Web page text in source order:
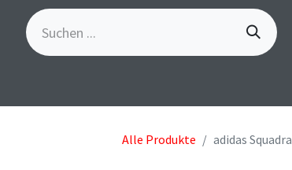
Alle Produkte adidas